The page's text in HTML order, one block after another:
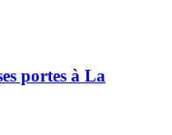
portes à La